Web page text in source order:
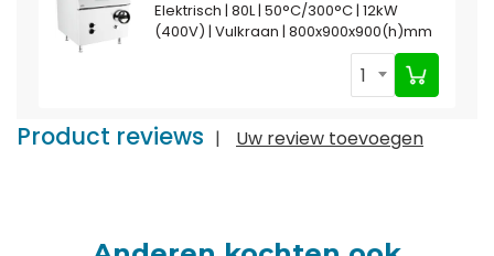
Elektrisch | 80L | 50°C/300°C | 12kW
(400V) | Vulkraan | 800x900x900(h)mm
1
Product reviews | Uw review toevoegen